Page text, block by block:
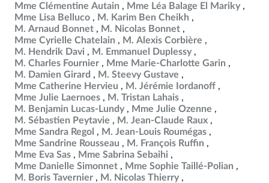
Mme Clémentine Autain
Mme Léa Balage El Mariky
Mme Lisa Belluco
M. Karim Ben Cheikh
M. Arnaud Bonnet
M. Nicolas Bonnet
Mme Cyrielle Chatelain
M. Alexis Corbière
M. Hendrik Davi
M. Emmanuel Duplessy
M. Charles Fournier
Mme Marie-Charlotte Garin
M. Damien Girard
M. Steevy Gustave
Mme Catherine Hervieu
M. Jérémie Iordanoff
Mme Julie Laernoes
M. Tristan Lahais
M. Benjamin Lucas-Lundy
Mme Julie Ozenne
M. Sébastien Peytavie
M. Jean-Claude Raux
Mme Sandra Regol
M. Jean-Louis Roumégas
Mme Sandrine Rousseau
M. François Ruffin
Mme Eva Sas
Mme Sabrina Sebaihi
Mme Danielle Simonnet
Mme Sophie Taillé-Polian
M. Boris Tavernier
M. Nicolas Thierry